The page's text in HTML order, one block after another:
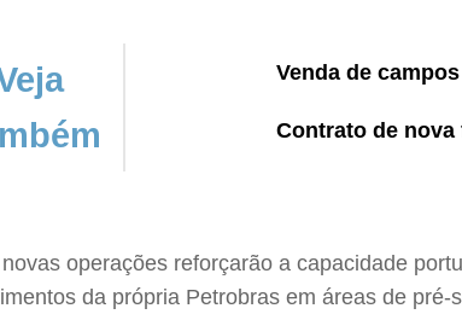
Venda de
Contrato de nova
operações reforçarão a capacidade
da própria Petrobras em áreas de